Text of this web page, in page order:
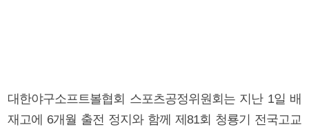
대한야구소프트볼협회 스포츠공정위원회는 지난 1일 배
재고에 6개월 출전 정지와 함께 제81회 청룡기 전국고교